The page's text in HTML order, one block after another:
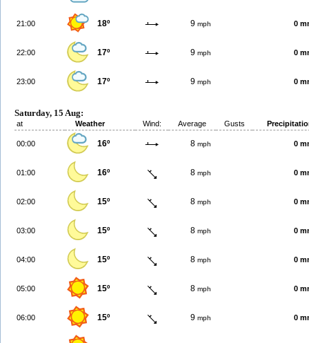
21:00 18º 9 mph 0
22:00 17º 9 mph 0
23:00 17º 9 mph 0
Saturday, 15 Aug:
at Weather Wind: Average Gusts
00:00 16º 8 mph 0
01:00 16º 8 mph 0
02:00 15º 8 mph 0
03:00 15º 8 mph 0
04:00 15º 8 mph 0
05:00 15º 8 mph 0
06:00 15º 9 mph 0